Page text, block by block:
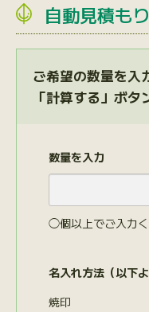
自動見積もり
ご希望の数量を入
「計算する」ボタ
数量を入力
◯個以上でご入力
名入れ方法（以下
焼印